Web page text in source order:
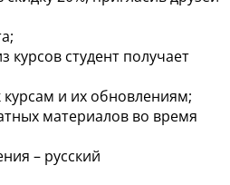
курсов студент получает
и их обновлениям;
материалов во время
– русский